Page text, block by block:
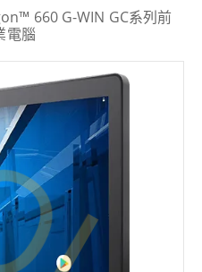
660 G-WIN GC系列前
電腦